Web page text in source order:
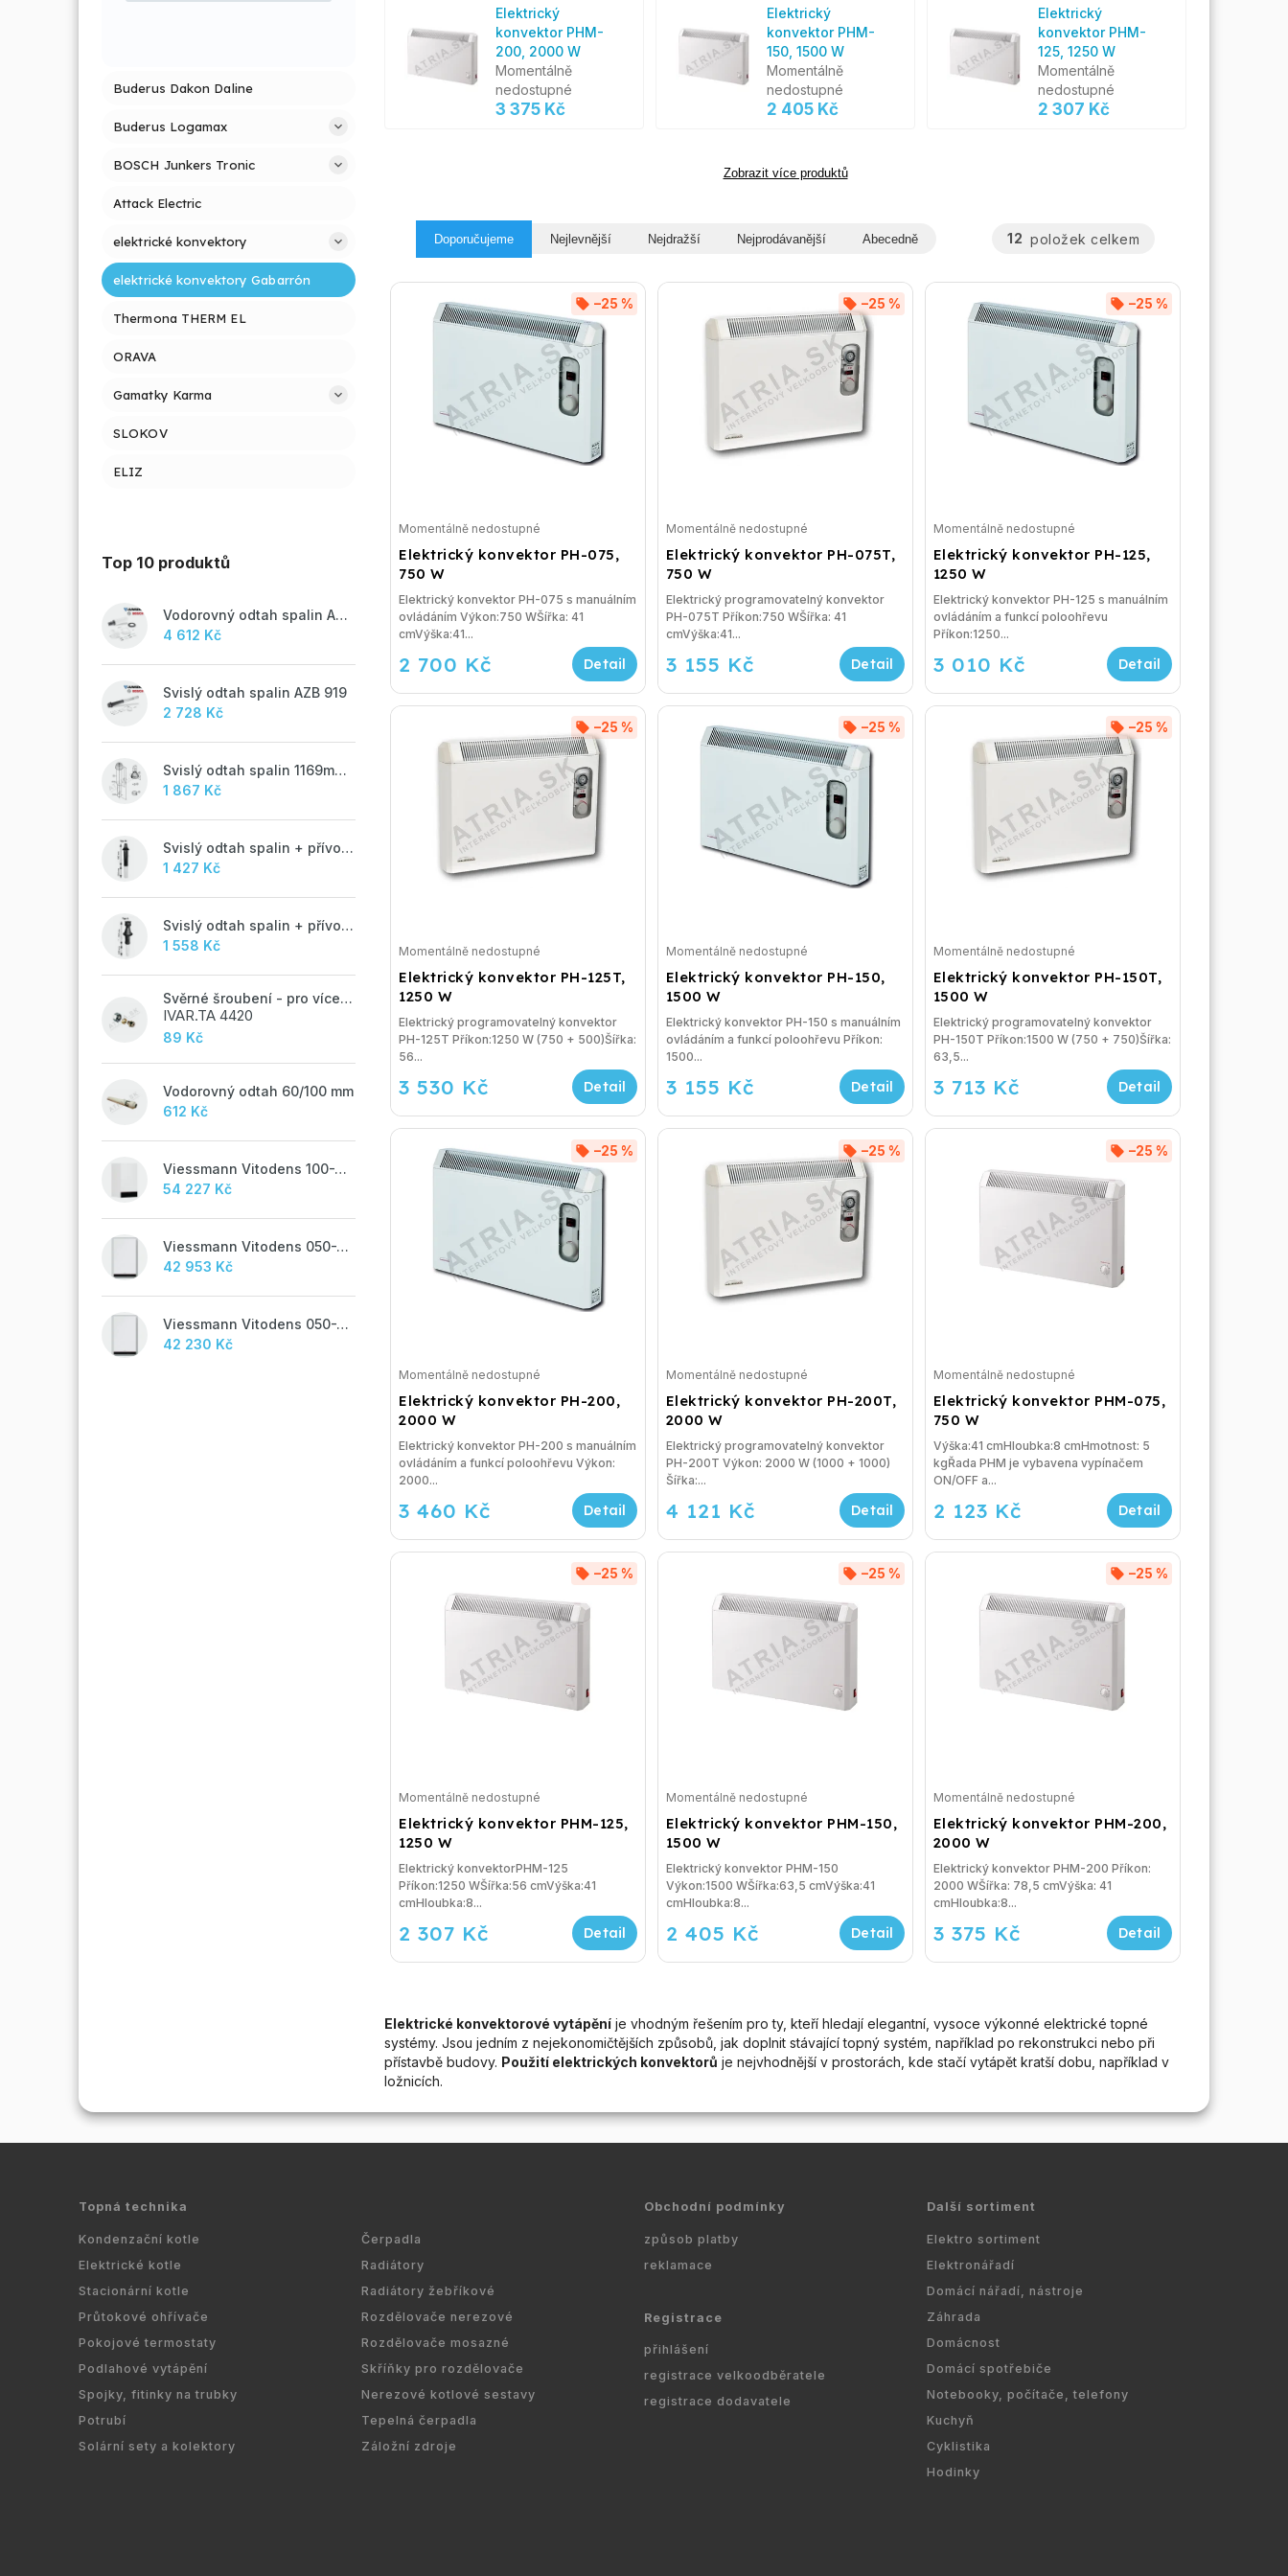
Buderus Dakon Daline
Buderus Logamax
BOSCH Junkers Tronic
Attack Electric
elektrické konvektory
elektrické konvektory Gabarrón
Thermona THERM EL
ORAVA
Gamatky Karma
SLOKOV
ELIZ
Top 10 produktů
Vodorovný odtah spalin AZB 918
4 612 Kč
Svislý odtah spalin AZB 919
2 728 Kč
Svislý odtah spalin 1169mm, AZB 917
1 867 Kč
Svislý odtah spalin + přívod vzduchu 60/100 mm - M
1 427 Kč
Svislý odtah spalin + přívod vzduchu 60/100 mm - A
1 558 Kč
Svěrné šroubení - pro vícevrstvé potrubí ALPEX - 16x2 ALU-EK
IVAR.TA 4420
89 Kč
Vodorovný odtah 60/100 mm
612 Kč
Viessmann Vitodens 100-W, 19 kW
54 227 Kč
Viessmann Vitodens 050-W, 19 kW, TUV
42 953 Kč
Viessmann Vitodens 050-W, 19 kW
42 230 Kč
Elektrický
konvektor PHM-
200, 2000 W
Momentálně
nedostupné
3 375 Kč
Elektrický
konvektor PHM-
150, 1500 W
Momentálně
nedostupné
2 405 Kč
Elektrický
konvektor PHM-
125, 1250 W
Momentálně
nedostupné
2 307 Kč
Zobrazit více produktů
Doporučujeme Nejlevnější Nejdražší Nejprodávanější Abecedně 12 položek celkem
Elektrický konvektor PH-075,
750 W
–25 %
Momentálně nedostupné
2 700 Kč
Elektrický konvektor PH-075 s manuálním
ovládáním Výkon:750 WŠířka: 41
cmVýška:41...
Elektrický konvektor PH-075T,
750 W
–25 %
Momentálně nedostupné
3 155 Kč
Elektrický programovatelný konvektor
PH-075T Příkon:750 WŠířka: 41
cmVýška:41...
Elektrický konvektor PH-125,
1250 W
–25 %
Momentálně nedostupné
3 010 Kč
Elektrický konvektor PH-125 s manuálním
ovládáním a funkcí poloohřevu
Příkon:1250...
Elektrický konvektor PH-125T,
1250 W
–25 %
Momentálně nedostupné
3 530 Kč
Elektrický programovatelný konvektor
PH-125T Příkon:1250 W (750 + 500)Šířka:
56...
Elektrický konvektor PH-150,
1500 W
–25 %
Momentálně nedostupné
3 155 Kč
Elektrický konvektor PH-150 s manuálním
ovládáním a funkcí poloohřevu Příkon:
1500...
Elektrický konvektor PH-150T,
1500 W
–25 %
Momentálně nedostupné
3 713 Kč
Elektrický programovatelný konvektor
PH-150T Příkon:1500 W (750 + 750)Šířka:
63,5...
Elektrický konvektor PH-200,
2000 W
–25 %
Momentálně nedostupné
3 460 Kč
Elektrický konvektor PH-200 s manuálním
ovládáním a funkcí poloohřevu Výkon:
2000...
Elektrický konvektor PH-200T,
2000 W
–25 %
Momentálně nedostupné
4 121 Kč
Elektrický programovatelný konvektor
PH-200T Výkon: 2000 W (1000 + 1000)
Šířka:...
Elektrický konvektor PHM-075,
750 W
–25 %
Momentálně nedostupné
2 123 Kč
Výška:41 cmHloubka:8 cmHmotnost: 5
kgŘada PHM je vybavena vypínačem
ON/OFF a...
Elektrický konvektor PHM-125,
1250 W
–25 %
Momentálně nedostupné
2 307 Kč
Elektrický konvektorPHM-125
Příkon:1250 WŠířka:56 cmVýška:41
cmHloubka:8...
Elektrický konvektor PHM-150,
1500 W
–25 %
Momentálně nedostupné
2 405 Kč
Elektrický konvektor PHM-150
Výkon:1500 WŠířka:63,5 cmVýška:41
cmHloubka:8...
Elektrický konvektor PHM-200,
2000 W
–25 %
Momentálně nedostupné
3 375 Kč
Elektrický konvektor PHM-200 Příkon:
2000 WŠířka: 78,5 cmVýška: 41
cmHloubka:8...
Elektrické konvektorové vytápění je vhodným řešením pro ty, kteří hledají elegantní, vysoce výkonné elektrické topné
systémy. Jsou jedním z nejekonomičtějších způsobů, jak doplnit stávající topný systém, například po rekonstrukci nebo při
přístavbě budovy. Použití elektrických konvektorů je nejvhodnější v prostorách, kde stačí vytápět kratší dobu, například v
ložnicích.
Topná technika
Kondenzační kotle
Elektrické kotle
Stacionární kotle
Průtokové ohřívače
Pokojové termostaty
Podlahové vytápění
Spojky, fitinky na trubky
Potrubí
Solární sety a kolektory
Čerpadla
Radiátory
Radiátory žebříkové
Rozdělovače nerezové
Rozdělovače mosazné
Skříňky pro rozdělovače
Nerezové kotlové sestavy
Tepelná čerpadla
Záložní zdroje
Obchodní podmínky
způsob platby
reklamace
Registrace
přihlášení
registrace velkoodběratele
registrace dodavatele
Další sortiment
Elektro sortiment
Elektronářadí
Domácí nářadí, nástroje
Záhrada
Domácnost
Domácí spotřebiče
Notebooky, počítače, telefony
Kuchyň
Cyklistika
Hodinky